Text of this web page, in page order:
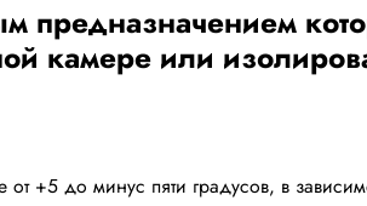
предназначением
камере или
+5 до минус пяти градусов, в